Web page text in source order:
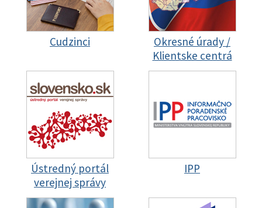
Cudzinci
Okresné úrady /
Klientske centrá
Ústredný portál
verejnej správy
IPP